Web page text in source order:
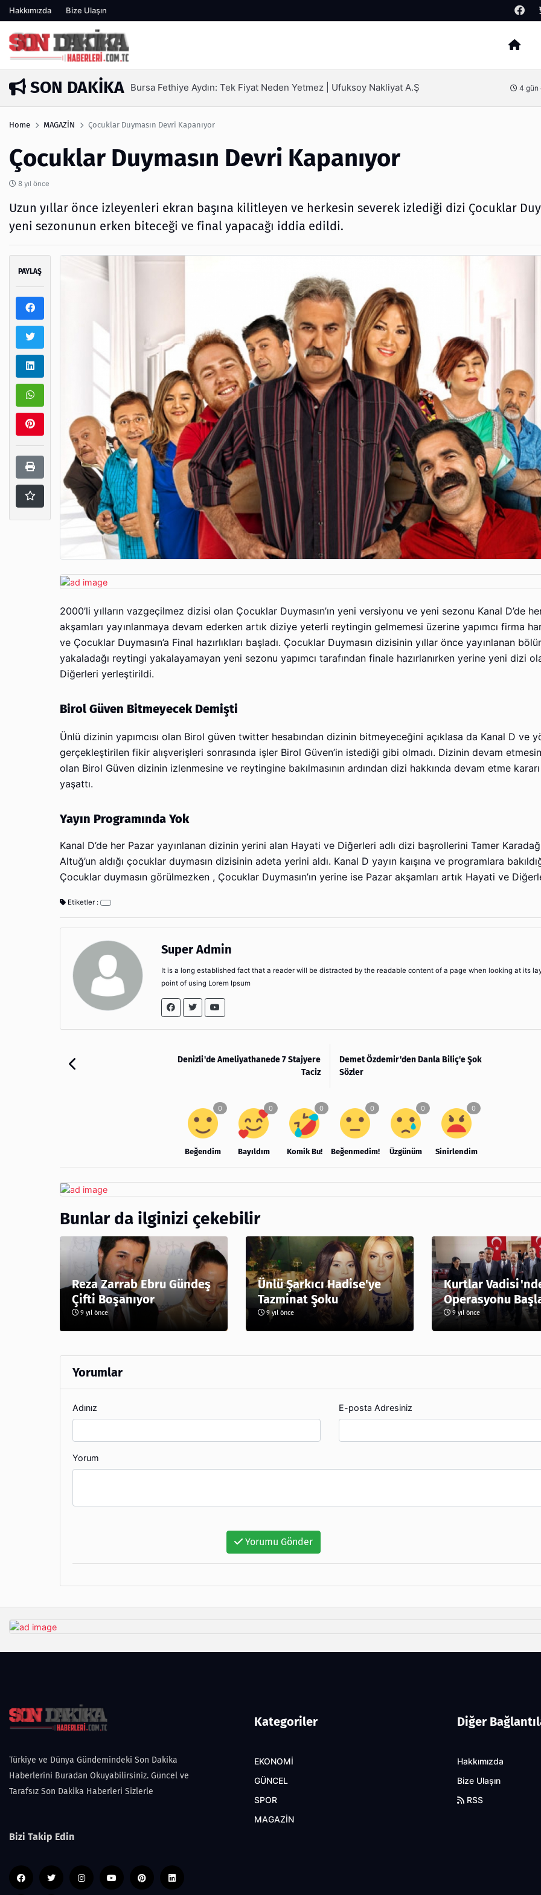
Hakkımızda Bize Ulaşın
Arama
SON DAKIKA
1 gün önceBursa Fethiye Aydın: Tek Fiyat Neden Yetmez | Ufuksoy Nakliyat A.Ş SEO
Home MAGAZİN Çocuklar Duymasın Devri Kapanıyor
Çocuklar Duymasın Devri Kapanıyor
8 yıl önce
Uzun yıllar önce izleyenleri ekran başına kilitleyen ve herkesin severek izlediği dizi Çocuklar
yeni sezonunun erken biteceği ve final yapacağı iddia edildi.
PAYLAŞ
2000’li yılların vazgeçilmez dizisi olan Çocuklar Duymasın’ın yeni versiyonu ve yeni sezonu Kanal D’de
akşamları yayınlanmaya devam ederken artık diziye yeterli reytingin gelmemesi üzerine yapımcı firma
ve Çocuklar Duymasın’a Final hazırlıkları başladı. Çocuklar Duymasın dizisinin yıllar önce yayınlanan
yakaladağı reytingi yakalayamayan yeni sezonu yapımcı tarafından finale hazırlanırken yerine yeni dizi
Diğerleri yerleştirildi.
Birol Güven Bitmeyecek Demişti
Ünlü dizinin yapımcısı olan Birol güven twitter hesabından dizinin bitmeyeceğini açıklasa da Kanal D ve
gerçekleştirilen fikir alışverişleri sonrasında işler Birol Güven’in istediği gibi olmadı. Dizinin devam
olan Birol Güven dizinin izlenmesine ve reytingine bakılmasının ardından dizi hakkında devam etme
yaşattı.
Yayın Programında Yok
Kanal D’de her Pazar yayınlanan dizinin yerini alan Hayati ve Diğerleri adlı dizi başrollerini Tamer
Altuğ’un aldığı çocuklar duymasın dizisinin adeta yerini aldı. Kanal D yayın kaışına ve programlara
Çocuklar duymasın görülmezken , Çocuklar Duymasın’ın yerine ise Pazar akşamları artık Hayati ve
Etiketler :
Super Admin
It is a long established fact that a reader will be distracted by the readable content of a page when looking at its
point of using Lorem Ipsum
Denizli'de Ameliyathanede 7 Stajyere
Taciz
Demet Özdemir'den Danla Biliç'e Şok
Sözler
Beğendim Bayıldım Komik Bu! Beğenmedim! Üzgünüm Sinirlendim
Bunlar da ilginizi çekebilir
Reza Zarrab Ebru Gündeş
Çifti Boşanıyor
9 yıl önce
Ünlü Şarkıcı Hadise'ye
Tazminat Şoku
9 yıl önce
Kurtlar
Operasyonu
9 yıl önce
Yorumlar
Adınız E-posta Adresiniz
Yorum
Yorumu Gönder
Türkiye ve Dünya Gündemindeki Son Dakika
Haberlerini Buradan Okuyabilirsiniz. Güncel ve
Tarafsız Son Dakika Haberleri Sizlerle
Bizi Takip Edin
Kategoriler
EKONOMİ
GÜNCEL
SPOR
MAGAZİN
Diğer
Hakkımızda
Bize Ulaşın
RSS